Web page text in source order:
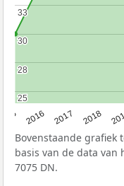
2016 2017 2018
25
25
28
28
30
30
33
33
Bovenstaande grafiek
basis van de data van
7075 DN.